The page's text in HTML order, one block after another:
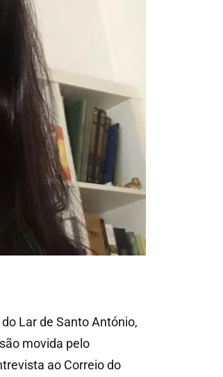
Lar de Santo António,
movida pelo
ao Correio do